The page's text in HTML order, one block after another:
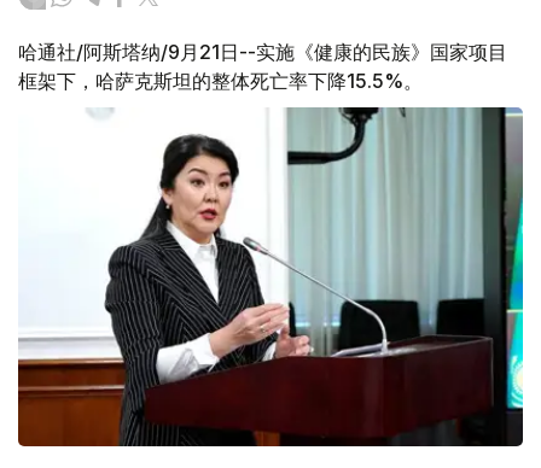
哈通社/阿斯塔纳/9月21日--实施《健康的民族》国家项目
框架下，哈萨克斯坦的整体死亡率下降15.5%。